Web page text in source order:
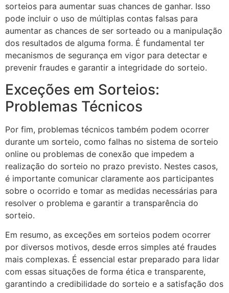
sorteios para aumentar suas chances de ganhar. Isso
pode incluir o uso de múltiplas contas falsas para
aumentar as chances de ser sorteado ou a manipulação
dos resultados de alguma forma. É fundamental ter
mecanismos de segurança em vigor para detectar e
prevenir fraudes e garantir a integridade do sorteio.
Exceções em Sorteios:
Problemas Técnicos
Por fim, problemas técnicos também podem ocorrer
durante um sorteio, como falhas no sistema de sorteio
online ou problemas de conexão que impedem a
realização do sorteio no prazo previsto. Nestes casos,
é importante comunicar claramente aos participantes
sobre o ocorrido e tomar as medidas necessárias para
resolver o problema e garantir a transparência do
sorteio.
Em resumo, as exceções em sorteios podem ocorrer
por diversos motivos, desde erros simples até fraudes
mais complexas. É essencial estar preparado para lidar
com essas situações de forma ética e transparente,
garantindo a credibilidade do sorteio e a satisfação dos